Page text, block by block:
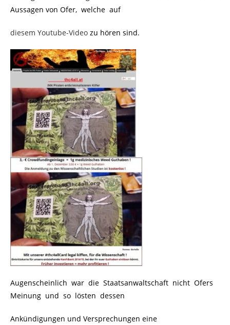
Aussagen von Ofer, welche auf
diesem Youtube-Video zu hören sind.
Augenscheinlich war die Staatsanwaltschaft nicht Ofers
Meinung und so lösten dessen
Ankündigungen und Versprechungen eine